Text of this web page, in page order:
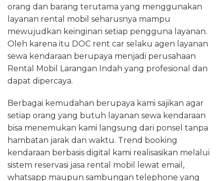
orang dan barang terutama yang menggunakan
layanan rental mobil seharusnya mampu
mewujudkan keinginan setiap pengguna layanan.
Oleh karena itu DOC rent car selaku agen layanan
sewa kendaraan berupaya menjadi perusahaan
Rental Mobil Larangan Indah yang profesional dan
dapat dipercaya.
Berbagai kemudahan berupaya kami sajikan agar
setiap orang yang butuh layanan sewa kendaraan
bisa menemukan kami langsung dari ponsel tanpa
hambatan jarak dan waktu. Trend booking
kendaraan berbasis digital kami realisasikan melalui
sistem reservasi jasa rental mobil lewat email,
whatsapp maupun sambungan telephone yang